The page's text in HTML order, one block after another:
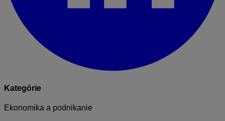
Kategórie
Ekonomika a podnikanie